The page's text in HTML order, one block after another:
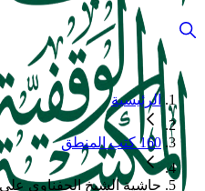
الرئيسية
160 كتب المنطق
حاشية الشيخ الحفناوي